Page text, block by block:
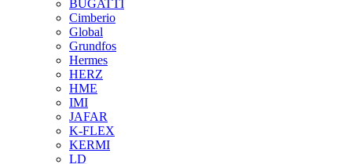
BUGATTI
Cimberio
Global
Grundfos
Hermes
HERZ
HME
IMI
JAFAR
K-FLEX
KERMI
LD